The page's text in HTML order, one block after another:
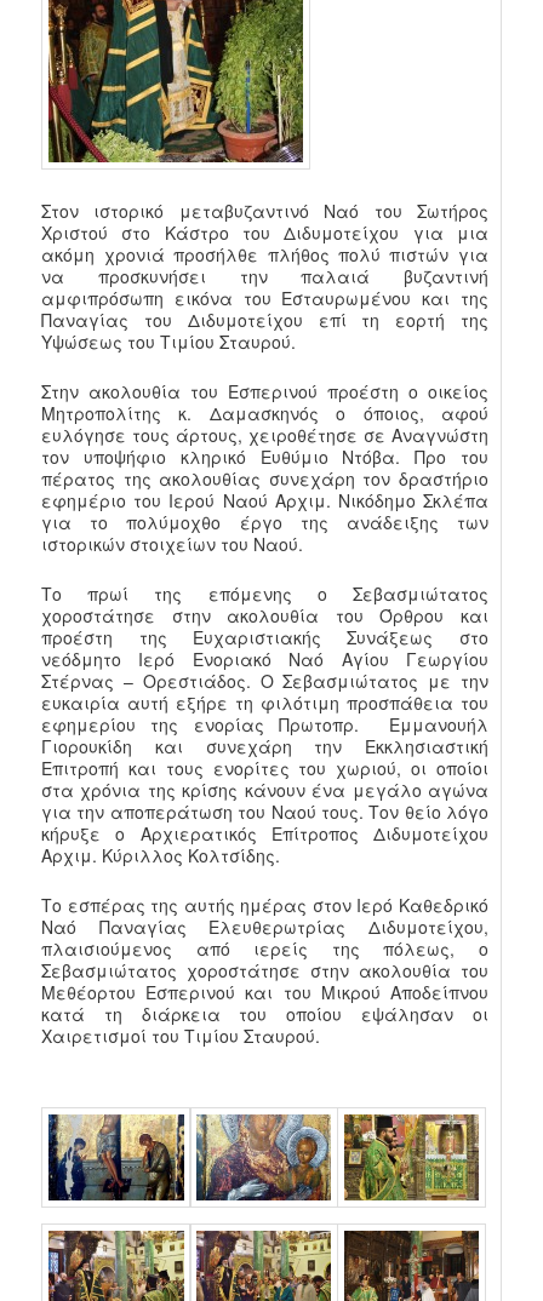
Στον ιστορικό μεταβυζαντινό Ναό του Σωτήρος
Χριστού στο Κάστρο του Διδυμοτείχου για μια
ακόμη χρονιά προσήλθε πλήθος πολύ πιστών για
να προσκυνήσει την παλαιά βυζαντινή
αμφιπρόσωπη εικόνα του Εσταυρωμένου και της
Παναγίας του Διδυμοτείχου επί τη εορτή της
Υψώσεως του Τιμίου Σταυρού.
Στην ακολουθία του Εσπερινού προέστη ο οικείος
Μητροπολίτης κ. Δαμασκηνός ο όποιος, αφού
ευλόγησε τους άρτους, χειροθέτησε σε Αναγνώστη
τον υποψήφιο κληρικό Ευθύμιο Ντόβα. Προ του
πέρατος της ακολουθίας συνεχάρη τον δραστήριο
εφημέριο του Ιερού Ναού Αρχιμ. Νικόδημο Σκλέπα
για το πολύμοχθο έργο της ανάδειξης των
ιστορικών στοιχείων του Ναού.
Το πρωί της επόμενης ο Σεβασμιώτατος
χοροστάτησε στην ακολουθία του Όρθρου και
προέστη της Ευχαριστιακής Συνάξεως στο
νεόδμητο Ιερό Ενοριακό Ναό Αγίου Γεωργίου
Στέρνας – Ορεστιάδος. Ο Σεβασμιώτατος με την
ευκαιρία αυτή εξήρε τη φιλότιμη προσπάθεια του
εφημερίου της ενορίας Πρωτοπρ. Εμμανουήλ
Γιορουκίδη και συνεχάρη την Εκκλησιαστική
Επιτροπή και τους ενορίτες του χωριού, οι οποίοι
στα χρόνια της κρίσης κάνουν ένα μεγάλο αγώνα
για την αποπεράτωση του Ναού τους. Τον θείο λόγο
κήρυξε ο Αρχιερατικός Επίτροπος Διδυμοτείχου
Αρχιμ. Κύριλλος Κολτσίδης.
Το εσπέρας της αυτής ημέρας στον Ιερό Καθεδρικό
Ναό Παναγίας Ελευθερωτρίας Διδυμοτείχου,
πλαισιούμενος από ιερείς της πόλεως, ο
Σεβασμιώτατος χοροστάτησε στην ακολουθία του
Μεθέορτου Εσπερινού και του Μικρού Αποδείπνου
κατά τη διάρκεια του οποίου εψάλησαν οι
Χαιρετισμοί του Τιμίου Σταυρού.